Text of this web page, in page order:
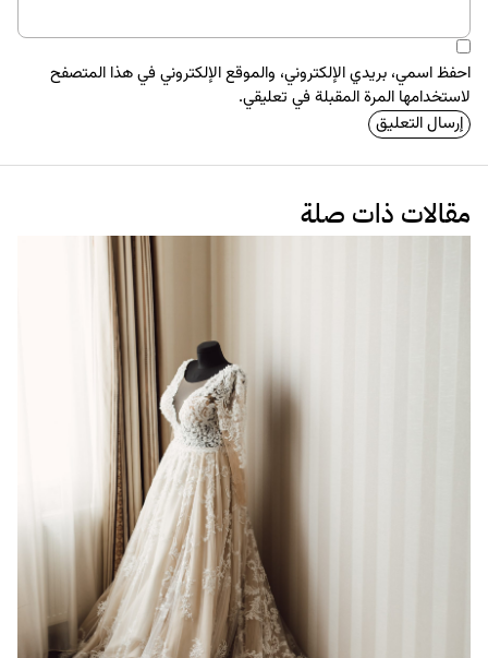
احفظ اسمي، بريدي الإلكتروني، والموقع الإلكتروني في هذا المتصفح
لاستخدامها المرة المقبلة في تعليقي.
مقالات ذات صلة